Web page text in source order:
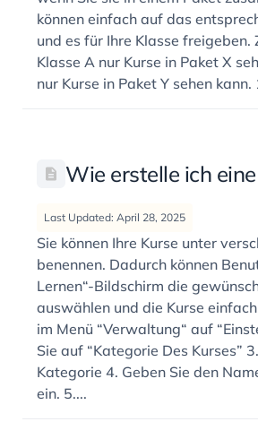
können einfach auf das
und es für Ihre Klasse freigeben.
Klasse A nur Kurse in Paket X
nur Kurse in Paket Y sehen kann.
Wie erstelle ich
Last Updated: April 28, 2025
Sie können Ihre Kurse unter
benennen. Dadurch können
Lernen“-Bildschirm die
auswählen und die Kurse
im Menü “Verwaltung“ auf
Sie auf “Kategorie Des Kurses”
Kategorie 4. Geben Sie den
ein. 5....